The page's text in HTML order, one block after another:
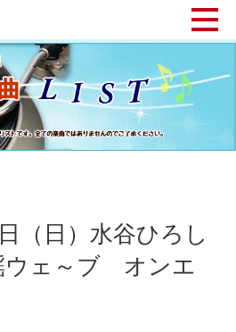
（日）水谷ひろし
ウェ～ブ オンエ